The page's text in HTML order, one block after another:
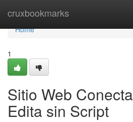
cruxbookmarks
Home
Home
1
Sitio Web
Edita sin Script